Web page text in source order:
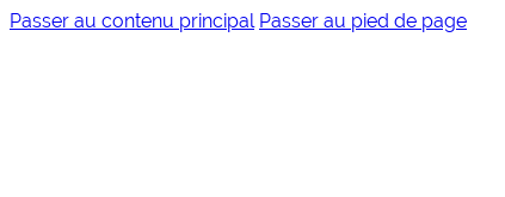
Passer au contenu principal Passer au pied de page